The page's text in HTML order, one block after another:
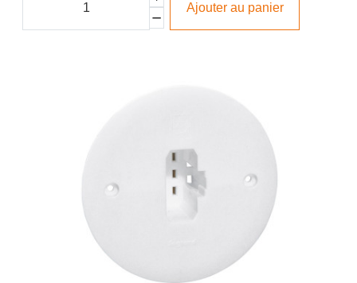
Ajouter au panier